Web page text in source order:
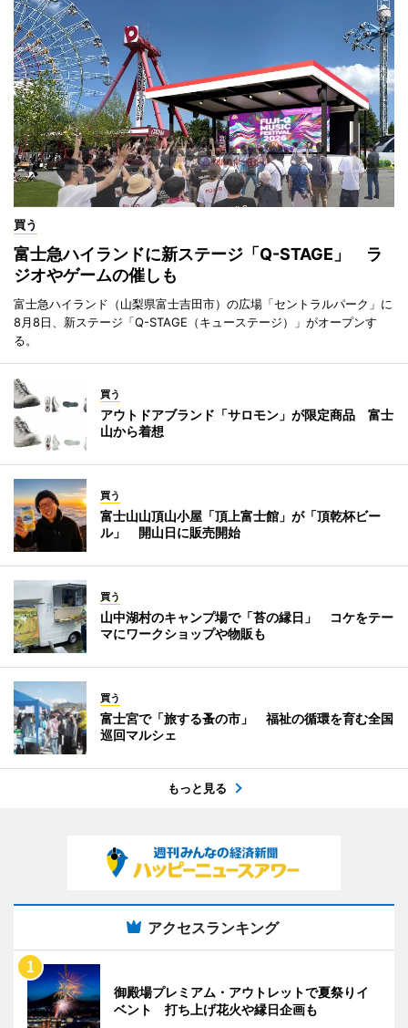
買う
富士急ハイランドに新ステージ「Q-STAGE」 ラ
ジオやゲームの催しも
富士急ハイランド（山梨県富士吉田市）の広場「セントラルパーク」に
8月8日、新ステージ「Q-STAGE（キューステージ）」がオープンす
る。
買う
アウトドアブランド「サロモン」が限定商品 富士
山から着想
買う
富士山山頂山小屋「頂上富士館」が「頂乾杯ビー
ル」 開山日に販売開始
買う
山中湖村のキャンプ場で「苔の縁日」 コケをテー
マにワークショップや物販も
買う
富士宮で「旅する蚤の市」 福祉の循環を育む全国
巡回マルシェ
もっと見る
アクセスランキング
御殿場プレミアム・アウトレットで夏祭りイ
ベント 打ち上げ花火や縁日企画も